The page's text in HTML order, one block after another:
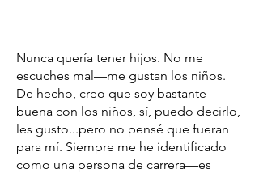
Nunca quería tener hijos. No me
escuches mal—me gustan los niños.
De hecho, creo que soy bastante
buena con los niños, sí, puedo decirlo,
les gusto...pero no pensé que fueran
para mí. Siempre me he identificado
como una persona de carrera—es